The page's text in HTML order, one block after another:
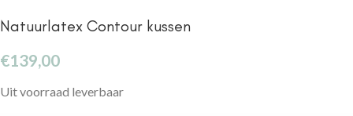
Natuurlatex Contour kussen
€139,00
Uit voorraad leverbaar